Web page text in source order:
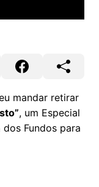
mandar retirar
, um Especial
Fundos para